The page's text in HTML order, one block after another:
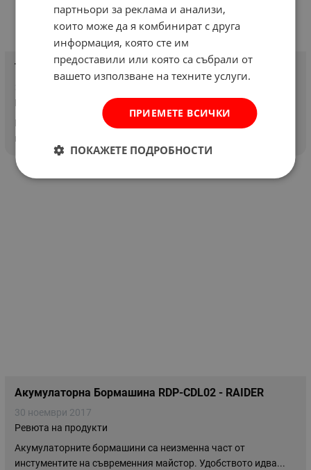
ЪГЛОШЛАЙФ DeWALT D28111
Ревюта на продукти
Мощен и компактен ъглошлайф с мощност 850W. Блокиране
на шпиндела. Самостоятелно изключващи се четки...
Акумулаторна Бормашина RDP-CDL02 - RAIDER
30 ноември 2017
Ревюта на продукти
Акумулаторните бормашини са неизмeнна част от
инстументите на съвременния майстор. Удобството идва...
партньори за реклама и анализи,
които може да я комбинират с друга
информация, която сте им
предоставили или която са събрали от
вашето използване на техните услуги.
ПРИЕМЕТЕ ВСИЧКИ
ПОКАЖЕТЕ ПОДРОБНОСТИ